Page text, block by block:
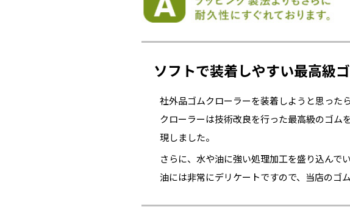
ソフトで装着しやすい最高級
社外品ゴムクローラーを装着しようと思った
クローラーは技術改良を行った最高級のゴム
現しました。
さらに、水や油に強い処理加工を盛り込んで
油には非常にデリケートですので、当店のゴ